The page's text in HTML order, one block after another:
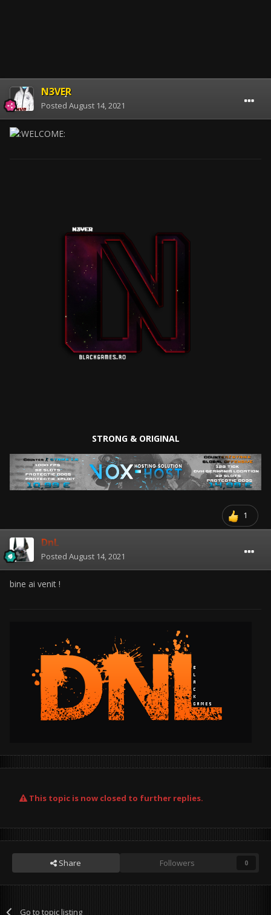
N3VER
Posted August 14, 2021
1
STRONG & ORIGINAL
DnL
Posted August 14, 2021
bine ai venit !
This topic is now closed to further replies.
Share Followers 0
Go to topic listing